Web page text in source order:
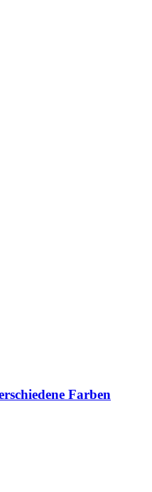
Farben